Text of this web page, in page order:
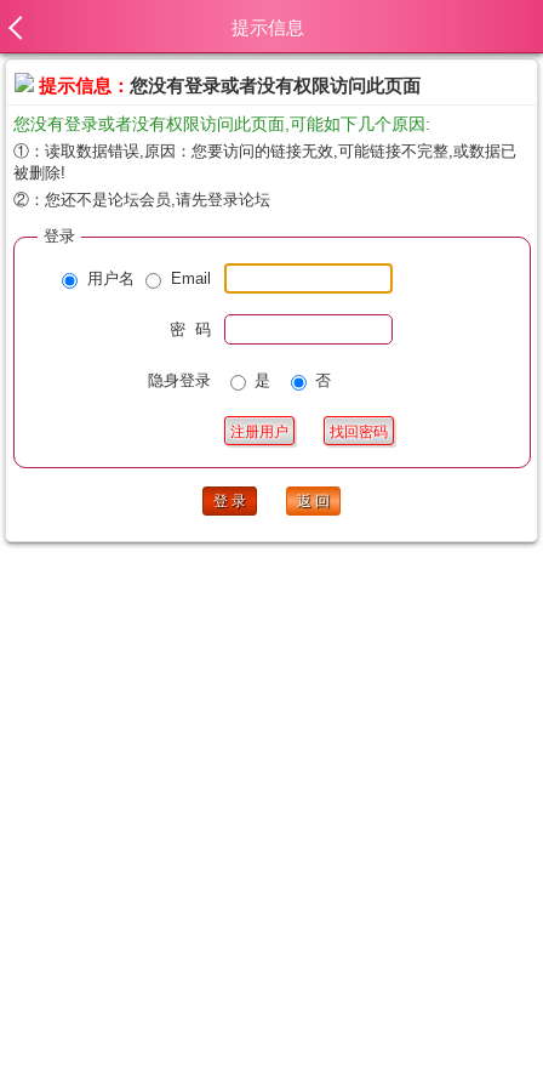
提示信息
提示信息： 您没有登录或者没有权限访问此页面
您没有登录或者没有权限访问此页面,可能如下几个原因:
①：读取数据错误,原因：您要访问的链接无效,可能链接不完整,或数据已
被删除!
②：您还不是论坛会员,请先登录论坛
登录
用户名 Email
密 码
隐身登录 是 否